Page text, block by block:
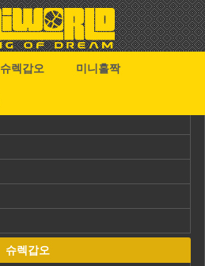
슈렉갑오
미니홀짝
슈렉갑오